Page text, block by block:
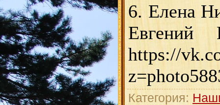
6. Елена
Евгений
https://
Категория: